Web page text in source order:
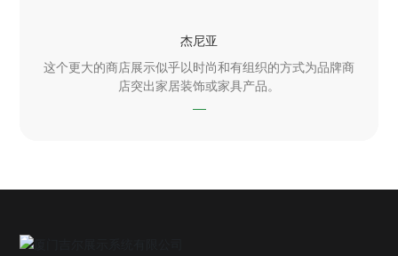
杰尼亚
这个更大的商店展示似乎以时尚和有组织的方式为品牌商
店突出家居装饰或家具产品。